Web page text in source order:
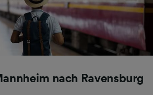
nach Ravensburg
(Lieferanten)